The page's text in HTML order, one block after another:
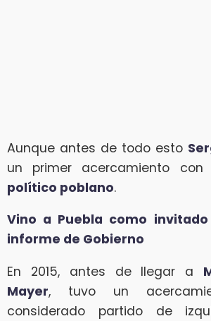
Aunque antes de todo esto
un primer acercamiento con
político poblano.
Vino a Puebla como
informe de Gobierno
En 2015, antes de llegar a
Mayer, tuvo un
considerado partido de